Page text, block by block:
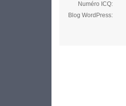
Numéro ICQ:
Blog WordPress: